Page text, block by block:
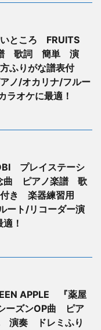
ところ FRUITS
歌詞 簡単 演
ふりがな譜表付
ノ/オカリナ/フルー
ラオケに最適！
プレイステーシ
曲 ピアノ楽譜 歌
き 楽器練習用
ート/リコーダー演
！
APPLE 『薬屋
ーズンOP曲 ピア
奏 ドレミふり